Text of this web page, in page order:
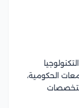
الحكومية،
بتخصصات